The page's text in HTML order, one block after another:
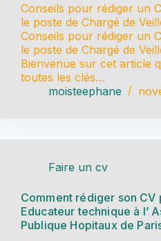
Conseils pour rédiger un
le poste de Chargé de
Conseils pour rédiger un
le poste de Chargé de
Bienvenue sur cet article
toutes les clés…
moisteephane
Faire un cv
Comment rédiger son CV
Educateur technique à l’
Publique Hopitaux de